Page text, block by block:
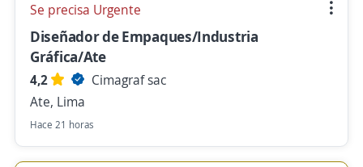
Se precisa Urgente
Diseñador de Empaques/Industria
Gráfica/Ate
4,2
Cimagraf sac
Ate, Lima
Hace 21 horas